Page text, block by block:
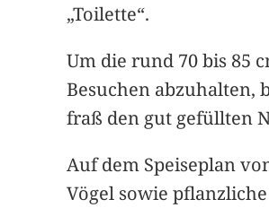
„Toilette“.
Um die rund 70 bis 85
Besuchen abzuhalten,
fraß den gut gefüllten
Auf dem Speiseplan
Vögel sowie